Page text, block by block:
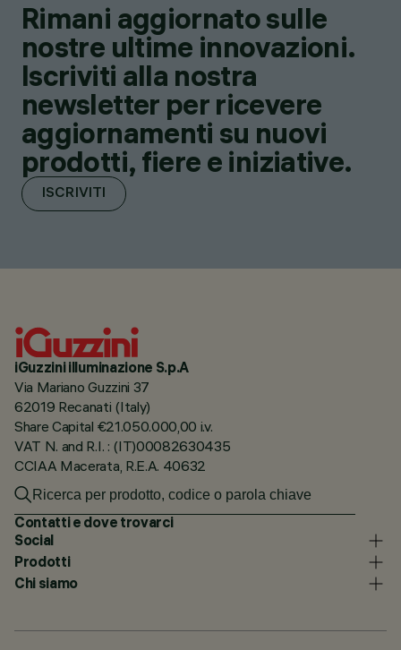
Rimani aggiornato sulle
nostre ultime innovazioni.
Iscriviti alla nostra
newsletter per ricevere
aggiornamenti su nuovi
prodotti, fiere e iniziative.
ISCRIVITI
iGuzzini illuminazione S.p.A
Via Mariano Guzzini 37
62019 Recanati (Italy)
Share Capital €21.050.000,00 i.v.
VAT N. and R.I. : (IT)00082630435
CCIAA Macerata, R.E.A. 40632
Contatti e dove trovarci
Social
Prodotti
Chi siamo